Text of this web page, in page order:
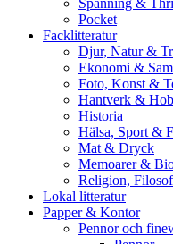
Spänning &
Pocket
Facklitteratur
Djur, Natur &
Ekonomi &
Foto, Konst &
Hantverk &
Historia
Hälsa, Sport &
Mat & Dryck
Memoarer &
Religion,
Lokal litteratur
Papper & Kontor
Pennor och